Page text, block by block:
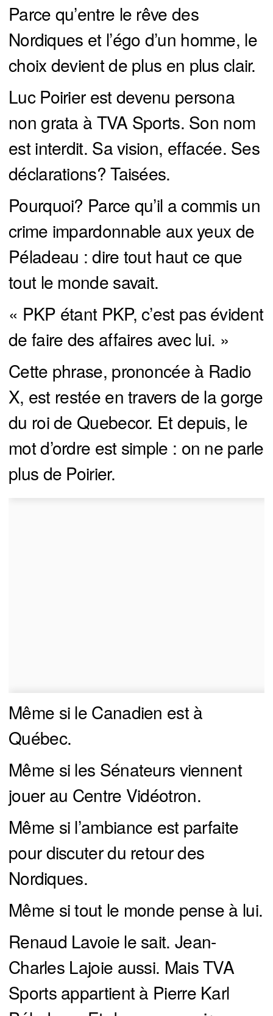
Parce qu’entre le rêve des
Nordiques et l’égo d’un homme, le
choix devient de plus en plus clair.
Luc Poirier est devenu persona
non grata à TVA Sports. Son nom
est interdit. Sa vision, effacée. Ses
déclarations? Taisées.
Pourquoi? Parce qu’il a commis un
crime impardonnable aux yeux de
Péladeau : dire tout haut ce que
tout le monde savait.
« PKP étant PKP, c’est pas évident
de faire des affaires avec lui. »
Cette phrase, prononcée à Radio
X, est restée en travers de la gorge
du roi de Quebecor. Et depuis, le
mot d’ordre est simple : on ne parle
plus de Poirier.
Même si le Canadien est à
Québec.
Même si les Sénateurs viennent
jouer au Centre Vidéotron.
Même si l’ambiance est parfaite
pour discuter du retour des
Nordiques.
Même si tout le monde pense à lui.
Renaud Lavoie le sait. Jean-
Charles Lajoie aussi. Mais TVA
Sports appartient à Pierre Karl